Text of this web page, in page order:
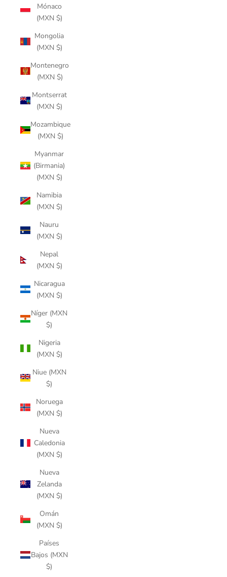
Mónaco
(MXN $)
Mongolia
(MXN $)
Montenegro
(MXN $)
Montserrat
(MXN $)
Mozambique
(MXN $)
Myanmar
(Birmania)
(MXN $)
Namibia
(MXN $)
Nauru
(MXN $)
Nepal
(MXN $)
Nicaragua
(MXN $)
Níger (MXN
$)
Nigeria
(MXN $)
Niue (MXN
$)
Noruega
(MXN $)
Nueva
Caledonia
(MXN $)
Nueva
Zelanda
(MXN $)
Omán
(MXN $)
Países
Bajos (MXN
$)